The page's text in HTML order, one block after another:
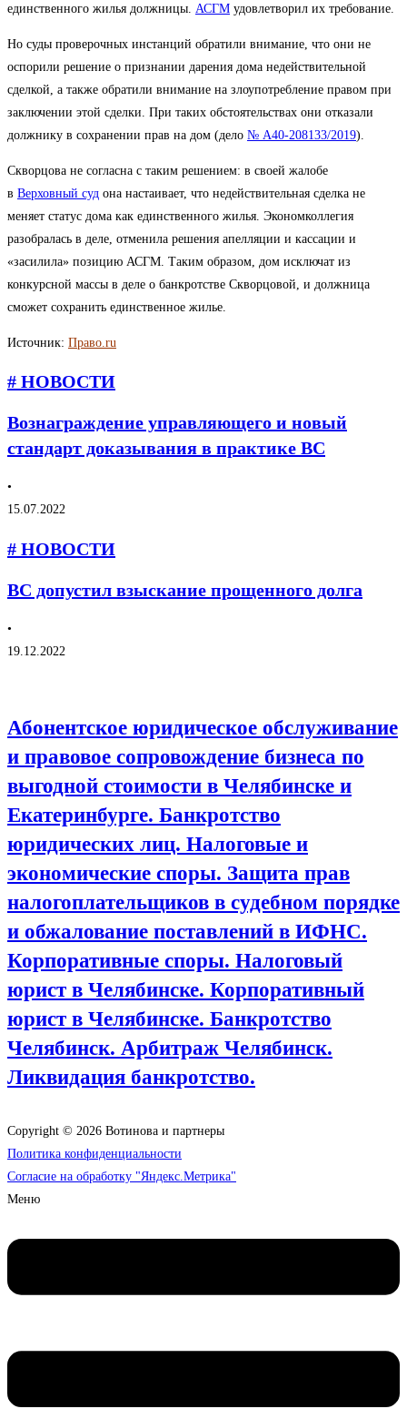
единственного жилья должницы. АСГМ удовлетворил их требование.
Но суды проверочных инстанций обратили внимание, что они не
оспорили решение о признании дарения дома недействительной
сделкой, а также обратили внимание на злоупотребление правом при
заключении этой сделки. При таких обстоятельствах они отказали
должнику в сохранении прав на дом (дело № А40-208133/2019).
Скворцова не согласна с таким решением: в своей жалобе
в Верховный суд она настаивает, что недействительная сделка не
меняет статус дома как единственного жилья. Экономколлегия
разобралась в деле, отменила решения апелляции и кассации и
«засилила» позицию АСГМ. Таким образом, дом исключат из
конкурсной массы в деле о банкротстве Скворцовой, и должница
сможет сохранить единственное жилье.
Источник: Право.ru
# НОВОСТИ
Вознаграждение управляющего и новый
стандарт доказывания в практике ВС
•
15.07.2022
# НОВОСТИ
ВС допустил взыскание прощенного долга
•
19.12.2022
Абонентское юридическое обслуживание
и правовое сопровождение бизнеса по
выгодной стоимости в Челябинске и
Екатеринбурге. Банкротство
юридических лиц. Налоговые и
экономические споры. Защита прав
налогоплательщиков в судебном порядке
и обжалование поставлений в ИФНС.
Корпоративные споры. Налоговый
юрист в Челябинске. Корпоративный
юрист в Челябинске. Банкротство
Челябинск. Арбитраж Челябинск.
Ликвидация банкротство.
Copyright © 2026 Вотинова и партнеры
Политика конфиденциальности
Согласие на обработку "Яндекс.Метрика"
Меню